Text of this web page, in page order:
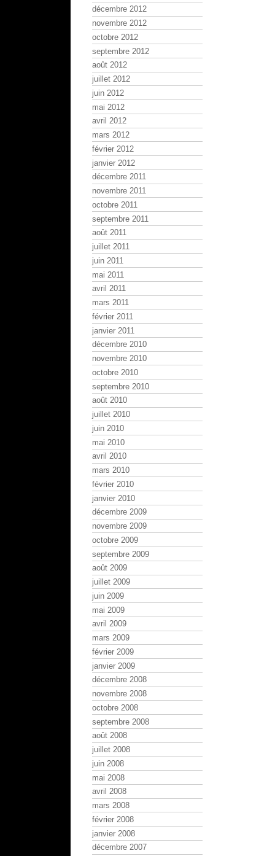
décembre 2012
novembre 2012
octobre 2012
septembre 2012
août 2012
juillet 2012
juin 2012
mai 2012
avril 2012
mars 2012
février 2012
janvier 2012
décembre 2011
novembre 2011
octobre 2011
septembre 2011
août 2011
juillet 2011
juin 2011
mai 2011
avril 2011
mars 2011
février 2011
janvier 2011
décembre 2010
novembre 2010
octobre 2010
septembre 2010
août 2010
juillet 2010
juin 2010
mai 2010
avril 2010
mars 2010
février 2010
janvier 2010
décembre 2009
novembre 2009
octobre 2009
septembre 2009
août 2009
juillet 2009
juin 2009
mai 2009
avril 2009
mars 2009
février 2009
janvier 2009
décembre 2008
novembre 2008
octobre 2008
septembre 2008
août 2008
juillet 2008
juin 2008
mai 2008
avril 2008
mars 2008
février 2008
janvier 2008
décembre 2007